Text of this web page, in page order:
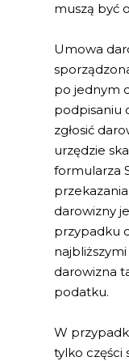
muszą być
Umowa
po jednym
podpisaniu
zgłosić
urzędzie
formularza
darowizny
przypadku
darowizna
podatku.
W
tylko części